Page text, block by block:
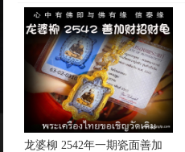
龙婆柳 2542年一期瓷面善加